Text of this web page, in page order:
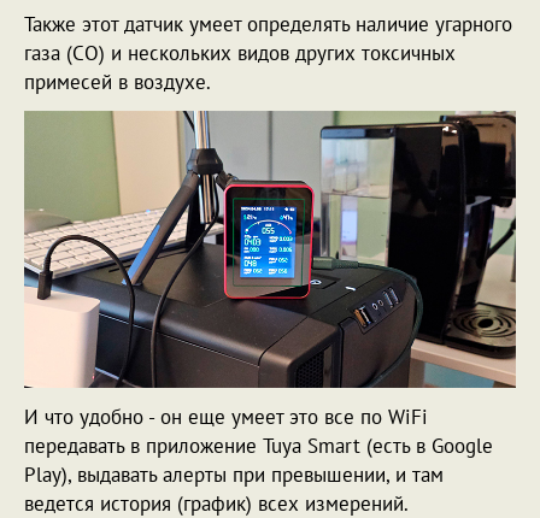
Также этот датчик умеет определять наличие угарного
газа (CO) и нескольких видов других токсичных
примесей в воздухе.
И что удобно - он еще умеет это все по WiFi
передавать в приложение Tuya Smart (есть в Google
Play), выдавать алерты при превышении, и там
ведется история (график) всех измерений.